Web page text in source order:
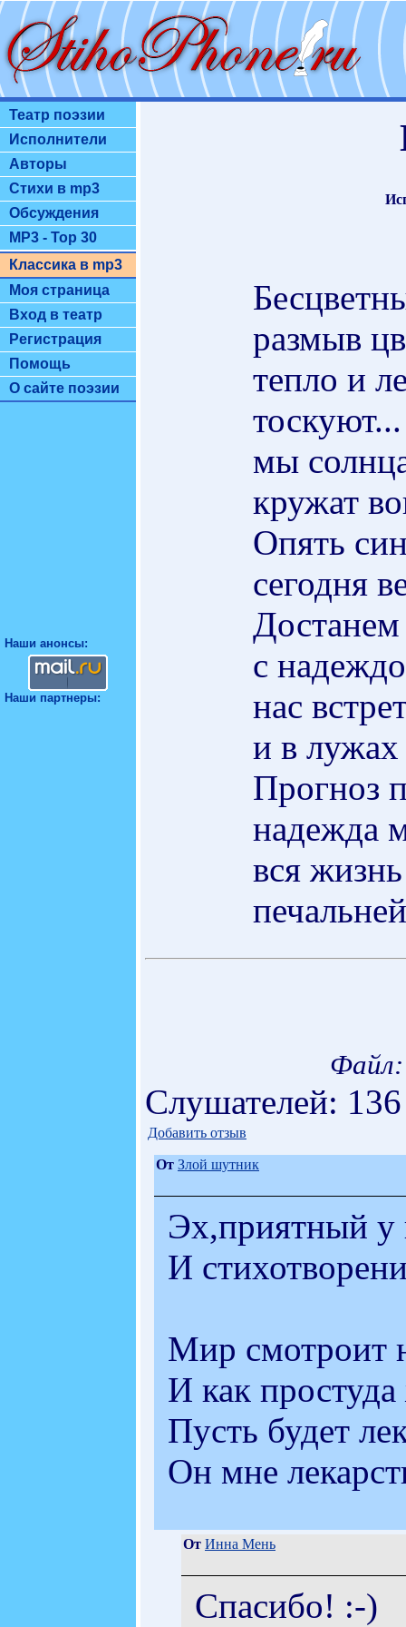
Театр поэзии
Исполнители
Авторы
Стихи в mp3
Обсуждения
MP3 - Top 30
Классика в mp3
Моя страница
Вход в театр
Регистрация
Помощь
О сайте поэзии
Наши анонсы:
Наши партнеры:
размыв
тепло и
мы
кружат
Опять
сегодня
Достанем
с
нас
и в
Прогноз
надежда
вся
Слушателей:
Добавить отзыв
От Злой шутник
Эх,приятный у
И
Мир смотроит
И как
Пусть будет
Он мне
От Инна Мень
Спасибо! :-)